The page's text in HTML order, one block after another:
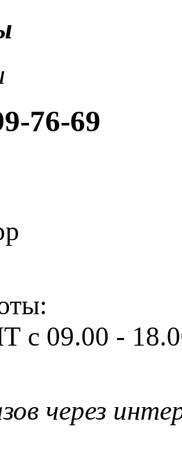
76-69
с 09.00 -
через